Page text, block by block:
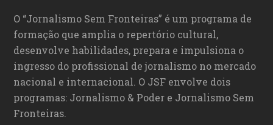
O “Jornalismo Sem Fronteiras” é um programa de
formação que amplia o repertório cultural,
desenvolve habilidades, prepara e impulsiona o
ingresso do profissional de jornalismo no mercado
nacional e internacional. O JSF envolve dois
programas: Jornalismo & Poder e Jornalismo Sem
Fronteiras.